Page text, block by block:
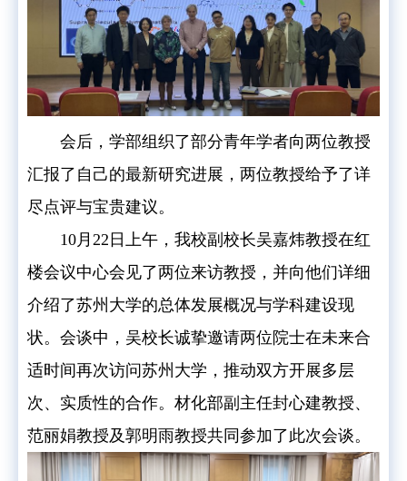
会后，学部组织了部分青年学者向两位教授
汇报了自己的最新研究进展，两位教授给予了详
尽点评与宝贵建议。
10月22日上午，我校副校长吴嘉炜教授在红
楼会议中心会见了两位来访教授，并向他们详细
介绍了苏州大学的总体发展概况与学科建设现
状。会谈中，吴校长诚挚邀请两位院士在未来合
适时间再次访问苏州大学，推动双方开展多层
次、实质性的合作。材化部副主任封心建教授、
范丽娟教授及郭明雨教授共同参加了此次会谈。